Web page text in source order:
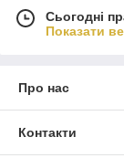
Сьогодні
Показати
Про нас
Контакти